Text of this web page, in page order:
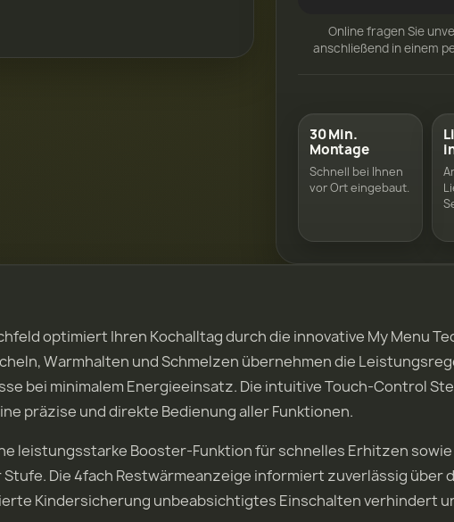
Online fragen Sie
anschließend in einem
30 Min.
Montage
Schnell bei Ihnen
vor Ort eingebaut.
optimiert Ihren Kochalltag durch die innovative My Menu
Warmhalten und Schmelzen übernehmen die
bei minimalem Energieeinsatz. Die intuitive Touch-Control
präzise und direkte Bedienung aller Funktionen.
leistungsstarke Booster-Funktion für schnelles Erhitzen
Die 4fach Restwärmeanzeige informiert zuverlässig über
Kindersicherung unbeabsichtigtes Einschalten verhindert